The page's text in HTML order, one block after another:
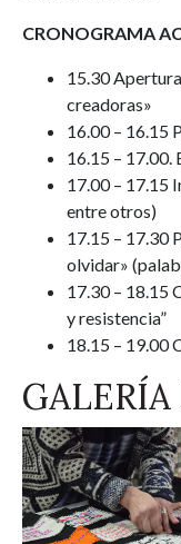
CRONOGRAMA
15.30
creadoras»
16.00 – 16.15
16.15 – 17.00.
17.00 – 17.15
entre otros)
17.15 – 17.30
olvidar»
17.30 – 18.15
y resistencia”
18.15 – 19.00